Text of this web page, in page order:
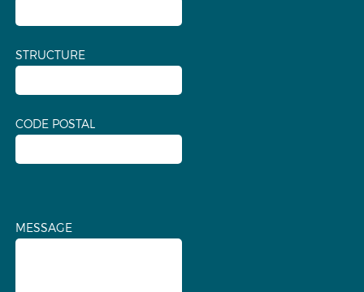
STRUCTURE
CODE POSTAL
MESSAGE